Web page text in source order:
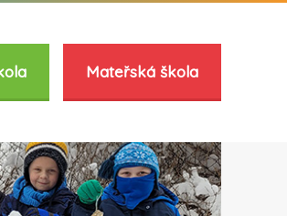
Mateřská škola